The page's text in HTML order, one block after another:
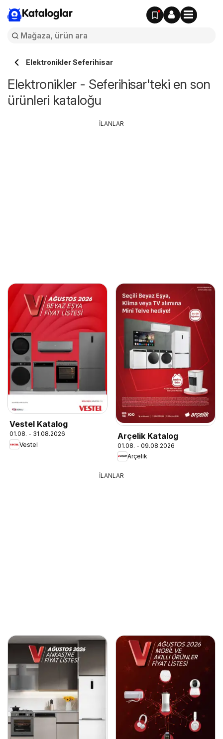
Kataloglar
Elektronikler Seferihisar
Elektronikler - Seferihisar'teki en son
ürünleri kataloğu
Vestel Katalog
01.08. - 31.08.2026
Vestel
Arçelik Katalog
01.08. - 09.08.2026
Arçelik
İLANLAR
İLANLAR